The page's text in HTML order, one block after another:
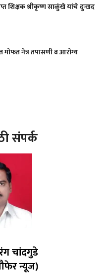
शिक्षक श्रीकृष्ण साळुंखे यांचे दुःखद
मोफत नेत्र तपासणी व आरोग्य
संपर्क
चांदगुडे
न्यूज)